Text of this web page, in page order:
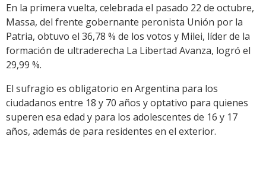
En la primera vuelta, celebrada el pasado 22 de octubre,
Massa, del frente gobernante peronista Unión por la
Patria, obtuvo el 36,78 % de los votos y Milei, líder de la
formación de ultraderecha La Libertad Avanza, logró el
29,99 %.
El sufragio es obligatorio en Argentina para los
ciudadanos entre 18 y 70 años y optativo para quienes
superen esa edad y para los adolescentes de 16 y 17
años, además de para residentes en el exterior.